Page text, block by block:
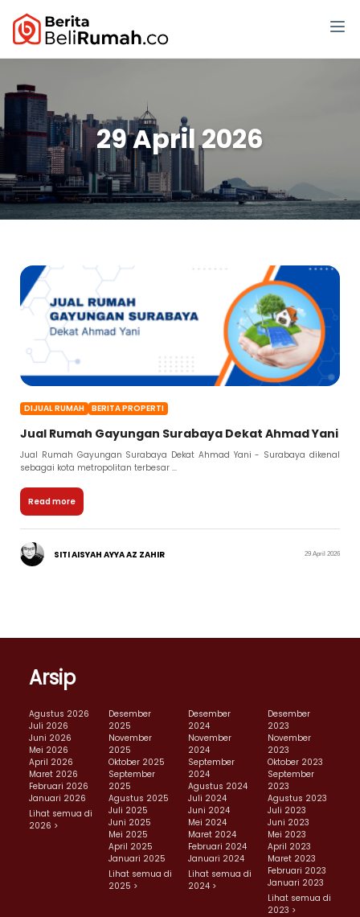
29 April 2026
DIJUAL RUMAH BERITA PROPERTI
Jual Rumah Gayungan Surabaya Dekat Ahmad Yani
Jual Rumah Gayungan Surabaya Dekat Ahmad Yani - Surabaya dikenal
sebagai kota metropolitan terbesar ...
Read more
SITI AISYAH AYYA AZ ZAHIR 29 April 2026
Arsip
Agustus 2026
Juli 2026
Juni 2026
Mei 2026
April 2026
Maret 2026
Februari 2026
Januari 2026
Lihat semua di
2026 >
Desember
2025
November
2025
Oktober 2025
September
2025
Agustus 2025
Juli 2025
Juni 2025
Mei 2025
April 2025
Januari 2025
Lihat semua di
2025 >
Desember
2024
November
2024
September
2024
Agustus 2024
Juli 2024
Juni 2024
Mei 2024
Maret 2024
Februari 2024
Januari 2024
Lihat semua di
2024 >
Desember
2023
November
2023
Oktober 2023
September
2023
Agustus 2023
Juli 2023
Juni 2023
Mei 2023
April 2023
Maret 2023
Februari 2023
Januari 2023
Lihat semua di
2023 >